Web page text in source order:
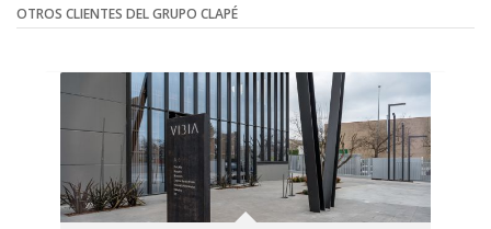
OTROS CLIENTES DEL GRUPO CLAPÉ